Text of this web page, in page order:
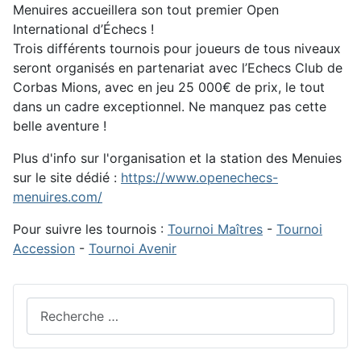
Menuires accueillera son tout premier Open
International d’Échecs !
Trois différents tournois pour joueurs de tous niveaux
seront organisés en partenariat avec l’Echecs Club de
Corbas Mions, avec en jeu 25 000€ de prix, le tout
dans un cadre exceptionnel. Ne manquez pas cette
belle aventure !
Plus d'info sur l'organisation et la station des Menuies
sur le site dédié : https://www.openechecs-
menuires.com/
Pour suivre les tournois : Tournoi Maîtres - Tournoi
Accession - Tournoi Avenir